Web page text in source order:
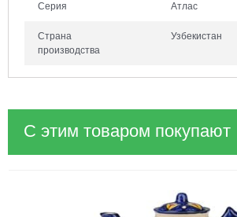
Серия Атлас
Страна
производства
Узбекистан
С этим товаром покупают